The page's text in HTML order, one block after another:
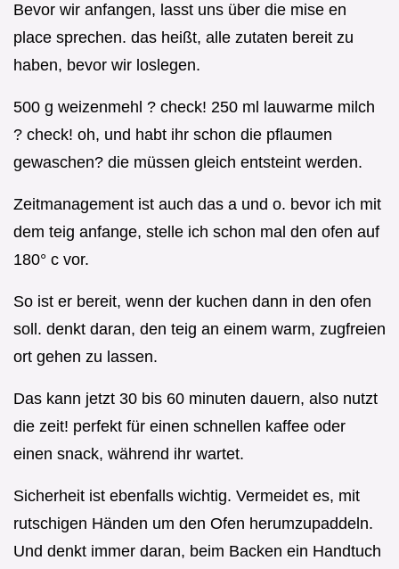
Bevor wir anfangen, lasst uns über die mise en
place sprechen. das heißt, alle zutaten bereit zu
haben, bevor wir loslegen.
500 g weizenmehl ? check! 250 ml lauwarme milch
? check! oh, und habt ihr schon die pflaumen
gewaschen? die müssen gleich entsteint werden.
Zeitmanagement ist auch das a und o. bevor ich mit
dem teig anfange, stelle ich schon mal den ofen auf
180° c vor.
So ist er bereit, wenn der kuchen dann in den ofen
soll. denkt daran, den teig an einem warm, zugfreien
ort gehen zu lassen.
Das kann jetzt 30 bis 60 minuten dauern, also nutzt
die zeit! perfekt für einen schnellen kaffee oder
einen snack, während ihr wartet.
Sicherheit ist ebenfalls wichtig. Vermeidet es, mit
rutschigen Händen um den Ofen herumzupaddeln.
Und denkt immer daran, beim Backen ein Handtuch